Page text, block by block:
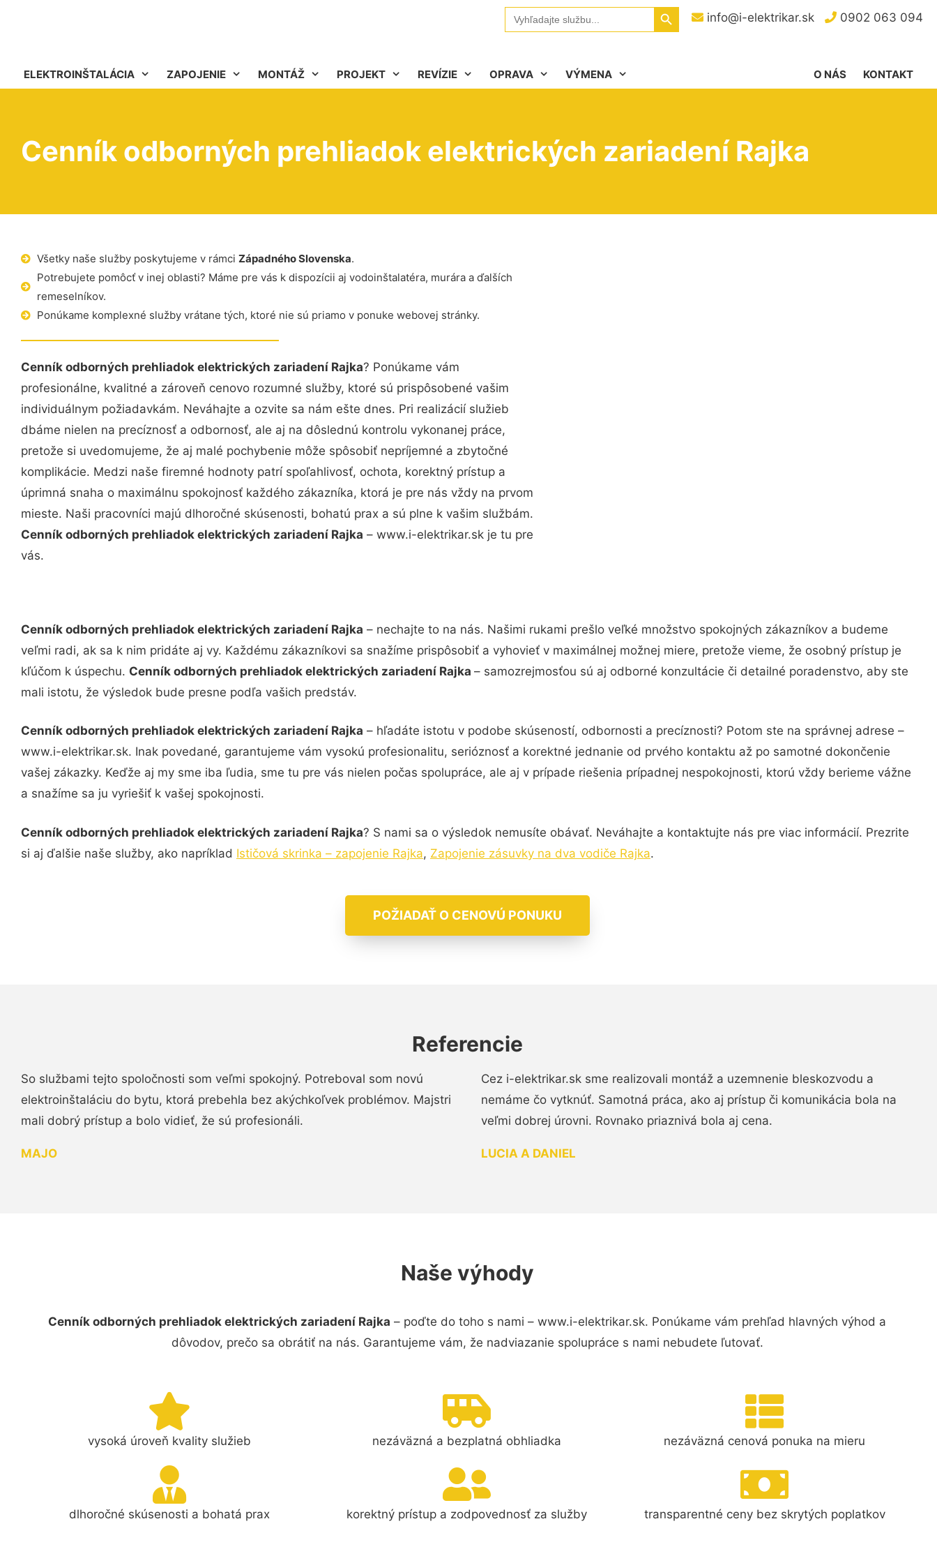
info@i-elektrikar.sk 0902 063 094
Search
for:
Search Button
ELEKTROINŠTALÁCIA ZAPOJENIE MONTÁŽ PROJEKT REVÍZIE OPRAVA VÝMENA KONTAKT
O NÁS
Cenník odborných prehliadok elektrických zariadení Rajka
Všetky naše služby poskytujeme v rámci Západného Slovenska.
Potrebujete pomôcť v inej oblasti? Máme pre vás k dispozícii aj vodoinštalatéra, murára a ďalších
remeselníkov.
Ponúkame komplexné služby vrátane tých, ktoré nie sú priamo v ponuke webovej stránky.
Cenník odborných prehliadok elektrických zariadení Rajka? Ponúkame vám
profesionálne, kvalitné a zároveň cenovo rozumné služby, ktoré sú prispôsobené vašim
individuálnym požiadavkám. Neváhajte a ozvite sa nám ešte dnes. Pri realizácií služieb
dbáme nielen na precíznosť a odbornosť, ale aj na dôslednú kontrolu vykonanej práce,
pretože si uvedomujeme, že aj malé pochybenie môže spôsobiť nepríjemné a zbytočné
komplikácie. Medzi naše firemné hodnoty patrí spoľahlivosť, ochota, korektný prístup a
úprimná snaha o maximálnu spokojnosť každého zákazníka, ktorá je pre nás vždy na prvom
mieste. Naši pracovníci majú dlhoročné skúsenosti, bohatú prax a sú plne k vašim službám.
Cenník odborných prehliadok elektrických zariadení Rajka – www.i-elektrikar.sk je tu pre
vás.
Cenník odborných prehliadok elektrických zariadení Rajka – nechajte to na nás. Našimi rukami prešlo veľké množstvo spokojných zákazníkov a budeme
veľmi radi, ak sa k nim pridáte aj vy. Každému zákazníkovi sa snažíme prispôsobiť a vyhovieť v maximálnej možnej miere, pretože vieme, že osobný prístup je
kľúčom k úspechu. Cenník odborných prehliadok elektrických zariadení Rajka – samozrejmosťou sú aj odborné konzultácie či detailné poradenstvo, aby ste
mali istotu, že výsledok bude presne podľa vašich predstáv.
Cenník odborných prehliadok elektrických zariadení Rajka – hľadáte istotu v podobe skúseností, odbornosti a precíznosti? Potom ste na správnej adrese –
www.i-elektrikar.sk. Inak povedané, garantujeme vám vysokú profesionalitu, serióznosť a korektné jednanie od prvého kontaktu až po samotné dokončenie
vašej zákazky. Keďže aj my sme iba ľudia, sme tu pre vás nielen počas spolupráce, ale aj v prípade riešenia prípadnej nespokojnosti, ktorú vždy berieme vážne
a snažíme sa ju vyriešiť k vašej spokojnosti.
Cenník odborných prehliadok elektrických zariadení Rajka? S nami sa o výsledok nemusíte obávať. Neváhajte a kontaktujte nás pre viac informácií. Prezrite
si aj ďalšie naše služby, ako napríklad Ističová skrinka – zapojenie Rajka, Zapojenie zásuvky na dva vodiče Rajka.
POŽIADAŤ O CENOVÚ PONUKU
Referencie
So službami tejto spoločnosti som veľmi spokojný. Potreboval som novú
elektroinštaláciu do bytu, ktorá prebehla bez akýchkoľvek problémov. Majstri
mali dobrý prístup a bolo vidieť, že sú profesionáli.
MAJO
Cez i-elektrikar.sk sme realizovali montáž a uzemnenie bleskozvodu a
nemáme čo vytknúť. Samotná práca, ako aj prístup či komunikácia bola na
veľmi dobrej úrovni. Rovnako priaznivá bola aj cena.
LUCIA A DANIEL
Naše výhody
Cenník odborných prehliadok elektrických zariadení Rajka – poďte do toho s nami – www.i-elektrikar.sk. Ponúkame vám prehľad hlavných výhod a
dôvodov, prečo sa obrátiť na nás. Garantujeme vám, že nadviazanie spolupráce s nami nebudete ľutovať.
vysoká úroveň kvality služieb nezáväzná a bezplatná obhliadka nezáväzná cenová ponuka na mieru
dlhoročné skúsenosti a bohatá prax korektný prístup a zodpovednosť za služby transparentné ceny bez skrytých poplatkov